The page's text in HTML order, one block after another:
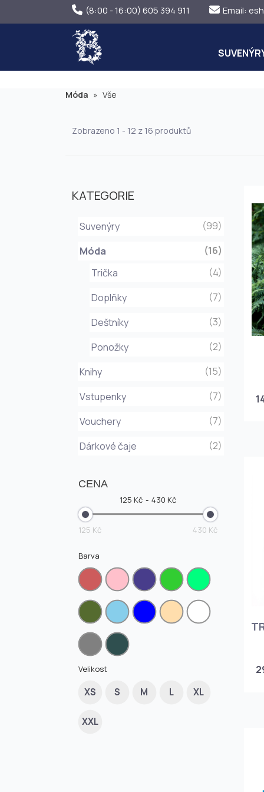
(8:00 - 16:00) 605 394 911 Email:
Móda » Vše
Zobrazeno 1 - 12 z 16 produktů
KATEGORIE
Suvenýry
(99)
Móda
(16)
Trička
(4)
Doplňky
(7)
Deštníky
(3)
Ponožky
(2)
Knihy
(15)
Vstupenky
(7)
Vouchery
(7)
Dárkové čaje
(2)
CENA
125 Kč 430 Kč
125 Kč 430 Kč
Barva
Velikost
XS S M L XL
XXL